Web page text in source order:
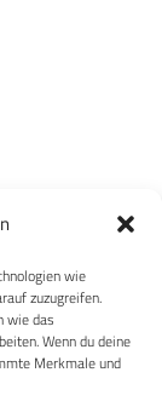
wie
zuzugreifen.
wie das
Wenn du deine
Merkmale und